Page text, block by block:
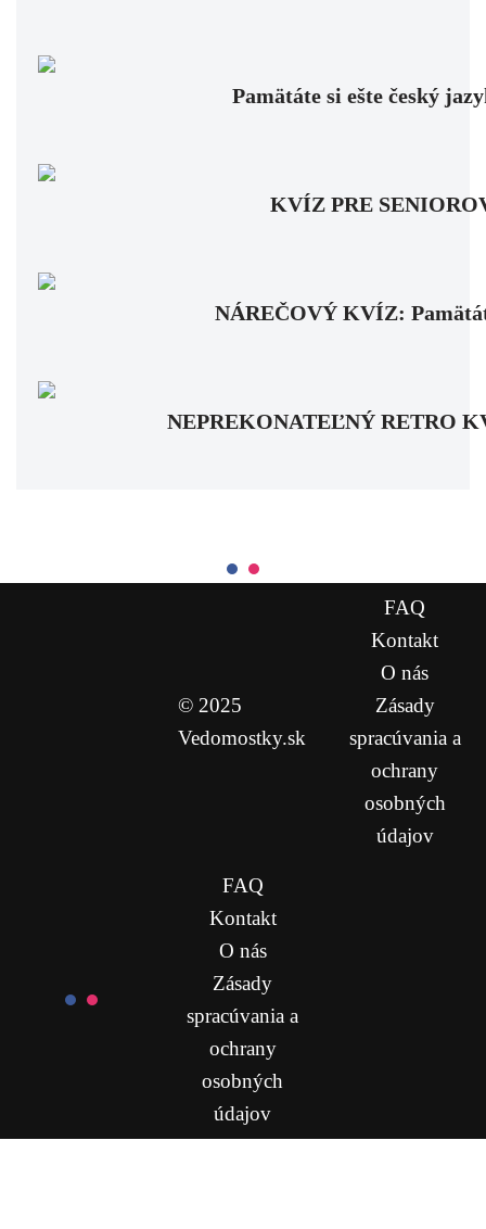
Pamätáte si ešte český
KVÍZ PRE
NÁREČOVÝ KVÍZ:
NEPREKONATEĽNÝ RETRO
© 2025
Vedomostky.sk
FAQ
Kontakt
O nás
Zásady
spracúvania a
ochrany
osobných
údajov
FAQ
Kontakt
O nás
Zásady
spracúvania a
ochrany
osobných
údajov